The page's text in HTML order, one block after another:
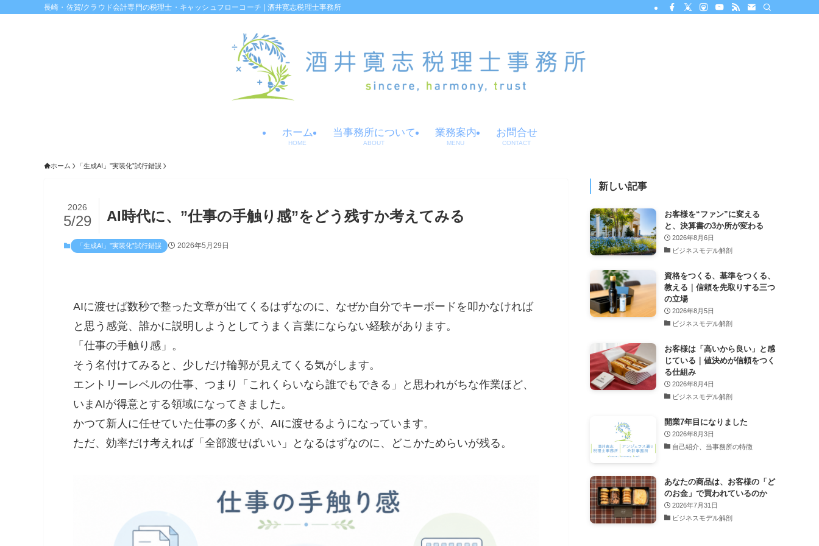
長崎・佐賀/クラウド会計専門の税理士・キャッシュフローコーチ | 酒井寛志税理士事務所
ホーム
HOME
当事務所について
ABOUT
業務案内
MENU
お問合せ
CONTACT
ホーム 「生成AI」”実装化”試行錯誤
AI時代に、”仕事の手触り感”をどう残すか考えてみる
2026
5/29
「生成AI」”実装化”試行錯誤 2026年5月29日
AIに渡せば数秒で整った文章が出てくるはずなのに、なぜか自分でキーボードを叩かなければ
と思う感覚、誰かに説明しようとしてうまく言葉にならない経験があります。
「仕事の手触り感」。
そう名付けてみると、少しだけ輪郭が見えてくる気がします。
エントリーレベルの仕事、つまり「これくらいなら誰でもできる」と思われがちな作業ほど、
いまAIが得意とする領域になってきました。
かつて新人に任せていた仕事の多くが、AIに渡せるようになっています。
ただ、効率だけ考えれば「全部渡せばいい」となるはずなのに、どこかためらいが残る。
新しい記事
お客様を“ファン”に変える
と、決算書の3か所が変わる
2026年8月6日
ビジネスモデル解剖
資格をつくる、基準をつくる、
教える｜信頼を先取りする三つ
の立場
2026年8月5日
ビジネスモデル解剖
お客様は「高いから良い」と感
じている｜値決めが信頼をつく
る仕組み
2026年8月4日
ビジネスモデル解剖
開業7年目になりました
2026年8月3日
自己紹介、当事務所の特徴
あなたの商品は、お客様の「ど
のお金」で買われているのか
2026年7月31日
ビジネスモデル解剖